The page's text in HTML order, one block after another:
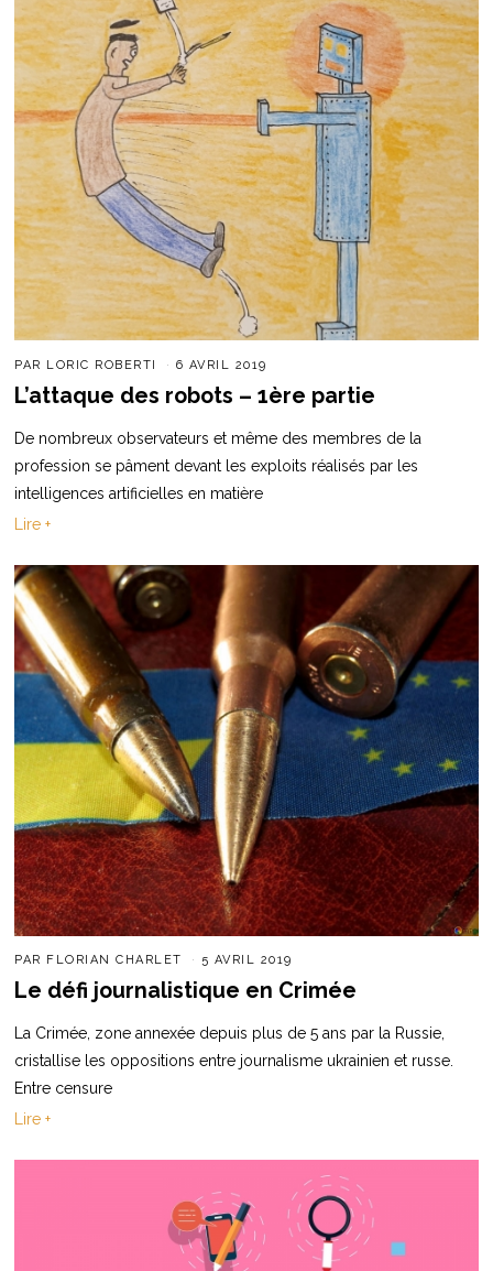
PAR LORIC ROBERTI 6 AVRIL 2019
L’attaque des robots – 1ère partie
De nombreux observateurs et même des membres de la
profession se pâment devant les exploits réalisés par les
intelligences artificielles en matière
Lire +
PAR FLORIAN CHARLET 5 AVRIL 2019
Le défi journalistique en Crimée
La Crimée, zone annexée depuis plus de 5 ans par la Russie,
cristallise les oppositions entre journalisme ukrainien et russe.
Entre censure
Lire +